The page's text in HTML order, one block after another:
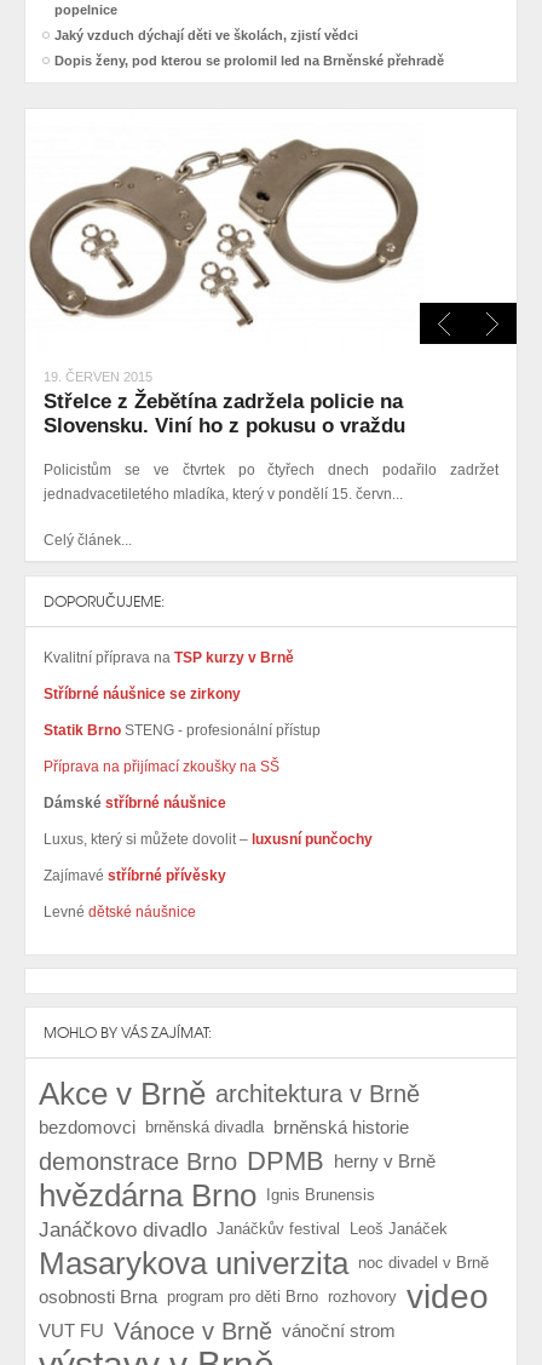
popelnice
Jaký vzduch dýchají děti ve školách, zjistí vědci
Dopis ženy, pod kterou se prolomil led na Brněnské přehradě
19. ČERVEN 2015
Střelce z Žebětína zadržela policie na
Slovensku. Viní ho z pokusu o vraždu
Policistům se ve čtvrtek po čtyřech dnechpodařilo zadržet
jednadvacetiletého mladíka, který v pondělí 15. červn...
Celý článek...
DOPORUČUJEME:
Kvalitní příprava na TSP kurzy v Brně
Stříbrné náušnice se zirkony
Statik Brno STENG - profesionální přístup
Příprava na přijímací zkoušky na SŠ
Dámské stříbrné náušnice
Luxus, který si můžete dovolit – luxusní punčochy
Zajímavé stříbrné přívěsky
Levné dětské náušnice
MOHLO BY VÁS ZAJÍMAT:
Akce v Brně architektura v Brně
bezdomovci brněnská divadla brněnská historie
demonstrace Brno DPMB herny v Brně
hvězdárna Brno Ignis Brunensis
Janáčkovo divadlo Janáčkův festival Leoš Janáček
Masarykova univerzita noc divadel v Brně
osobnosti Brna program pro děti Brno rozhovory video
VUT FU Vánoce v Brně vánoční strom